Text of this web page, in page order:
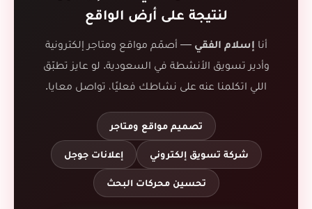
لنتيجة على أرض الواقع
أنا إسلام الفقي — أصمّم مواقع ومتاجر إلكترونية
وأدير تسويق الأنشطة في السعودية. لو عايز تطبّق
اللي اتكلمنا عنه على نشاطك فعليًا، تواصل معايا.
تصميم مواقع ومتاجر
شركة تسويق إلكتروني إعلانات جوجل
تحسين محركات البحث